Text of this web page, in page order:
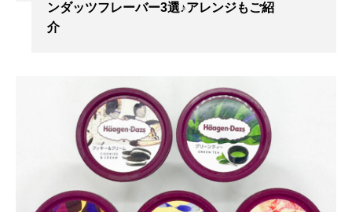
ンダッツフレーバー3選♪アレンジもご紹
介